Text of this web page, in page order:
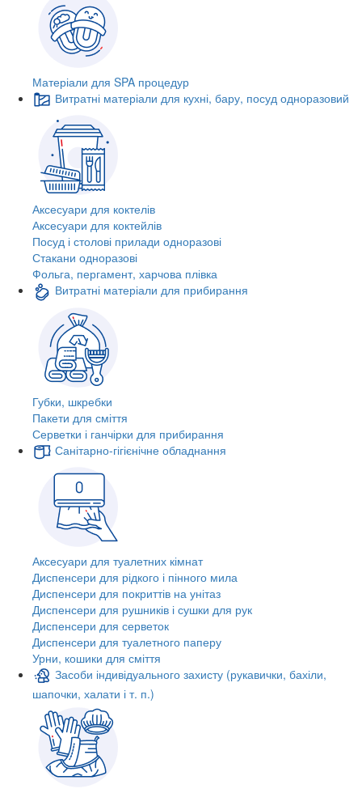
Матеріали для SPA процедур
Витратні матеріали для кухні, бару, посуд одноразовий
Аксесуари для коктелів
Аксесуари для коктейлів
Посуд і столові прилади одноразові
Стакани одноразові
Фольга, пергамент, харчова плівка
Витратні матеріали для прибирання
Губки, шкребки
Пакети для сміття
Серветки і ганчірки для прибирання
Санітарно-гігієнічне обладнання
Аксесуари для туалетних кімнат
Диспенсери для рідкого і пінного мила
Диспенсери для покриттів на унітаз
Диспенсери для рушників і сушки для рук
Диспенсери для серветок
Диспенсери для туалетного паперу
Урни, кошики для сміття
Засоби індивідуального захисту (рукавички, бахіли,
шапочки, халати і т. п.)